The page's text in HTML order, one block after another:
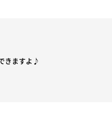
きますよ♪